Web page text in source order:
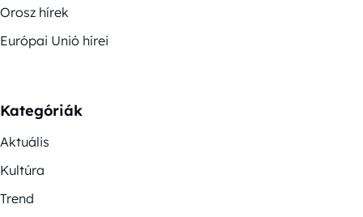
Orosz hírek
Európai Unió hírei
Kategóriák
Aktuális
Kultúra
Trend